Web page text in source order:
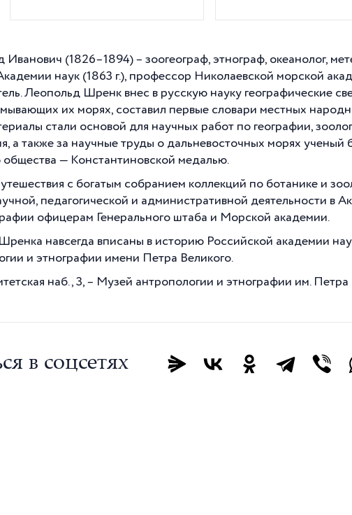
(1826–1894) – зоогеограф, этнограф, океанолог,
наук (1863 г.), профессор Николаевской морской
Леопольд Шренк внес в русскую науку географические
их морях, составил первые словари местных
стали основой для научных работ по географии,
а также за научные труды о дальневосточных морях
общества — Константиновской медалью.
с богатым собранием коллекций по ботанике и
педагогической и административной деятельности в
офицерам Генерального штаба и Морской академии.
навсегда вписаны в историю Российской академии
и этнографии имени Петра Великого.
наб., 3, – Музей антропологии и этнографии им. Петра
в соцсетях